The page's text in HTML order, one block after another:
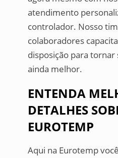
atendimento
controlador. Nosso
colaboradores
disposição para tornar
ainda melhor.
ENTENDA
DETALHES
EUROTEMP
Aqui na Eurotemp